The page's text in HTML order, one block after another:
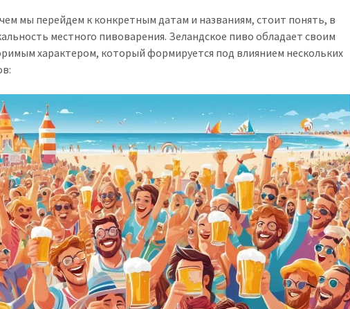
мы перейдем к конкретным датам и названиям, стоит понять, в
местного пивоварения. Зеландское пиво обладает своим
характером, который формируется под влиянием нескольких